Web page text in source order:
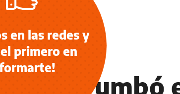
INFORMACIÓN GENERAL
Se
en las redes y
primero en